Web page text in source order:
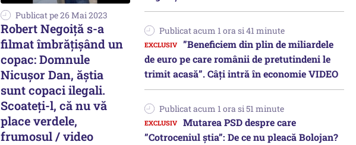
Publicat pe 26 Mai 2023
Robert Negoiță s-a
filmat îmbrățișând un
copac: Domnule
Nicușor Dan, ăștia
sunt copaci ilegali.
Scoateți-l, că nu vă
place verdele,
frumosul / video
Publicat acum 1 ora si 41 minute
”Beneficiem din plin de miliardele
de euro pe care românii de pretutindeni le
trimit acasă”. Câți intră în economie VIDEO
Publicat acum 1 ora si 51 minute
Mutarea PSD despre care
”Cotroceniul știa”: De ce nu pleacă Bolojan?